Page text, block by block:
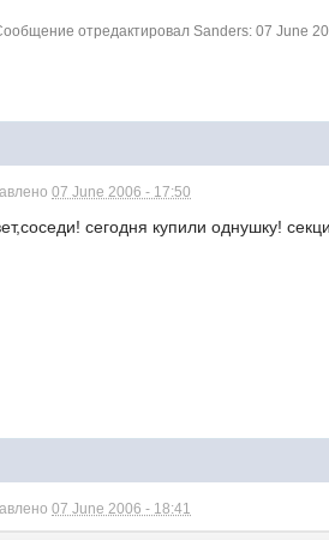
отредактировал Sanders: 07 June
07 June 2006 - 17:50
сегодня купили однушку!
07 June 2006 - 18:41